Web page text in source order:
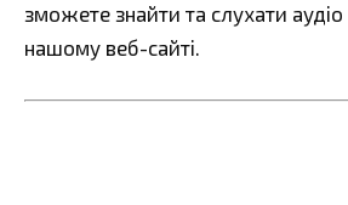
зможете знайти та слухати аудіо
нашому веб-сайті.